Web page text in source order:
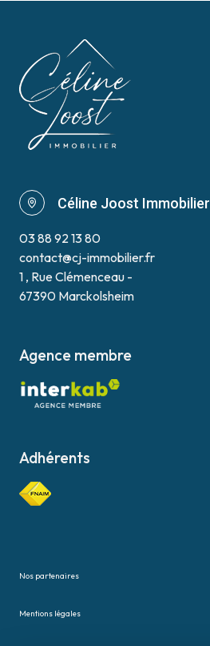
Céline Joost Immobilier
03 88 92 13 80
contact@cj-immobilier.fr
1 , Rue Clémenceau -
67390 Marckolsheim
Agence membre
Adhérents
Nos partenaires
Mentions légales